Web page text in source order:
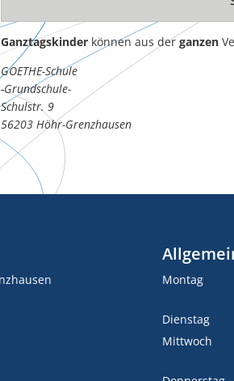
Ganztagskinder können aus der ganzen
GOETHE-Schule
-Grundschule-
Schulstr. 9
56203 Höhr-Grenzhausen
Montag
Dienstag
Mittwoch